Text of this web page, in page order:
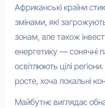
Африканські країни
змінами, які
зонам, але також
енергетику — сонячні
освітлюють цілі
росте, хоча локальні
Майбутнє виглядає